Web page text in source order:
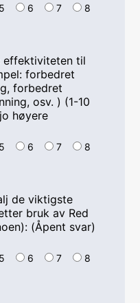
5 6 7
8
effektiviteten til
forbedret
forbedret
osv. ) (1-10
høyere
5 6 7
8
de viktigste
bruk av Red
(Åpent svar)
5 6 7
8